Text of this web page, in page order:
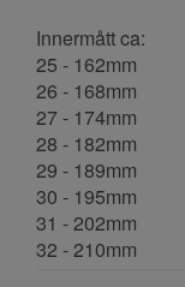
Innermått ca:
25 - 162mm
26 - 168mm
27 - 174mm
28 - 182mm
29 - 189mm
30 - 195mm
31 - 202mm
32 - 210mm